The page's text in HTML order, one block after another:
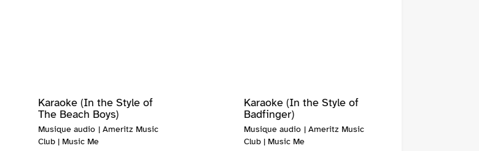
Karaoke (In the Style of
The Beach Boys)
Musique audio | Ameritz Music
Club | Music Me
Karaoke (In the Style of
Badfinger)
Musique audio | Ameritz Music
Club | Music Me